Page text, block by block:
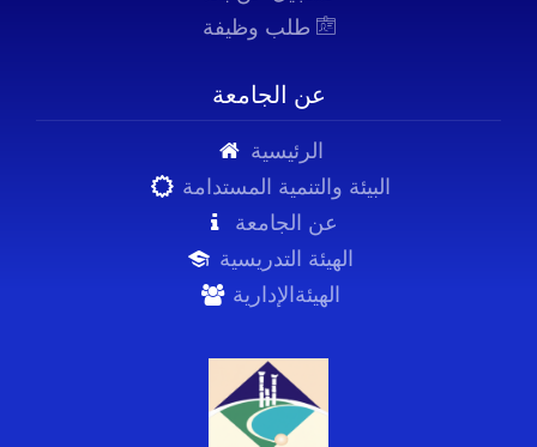
عن الجامعة
الرئيسية
البيئة والتنمية المستدامة
عن الجامعة
الهيئة التدريسية
الهيئةالإدارية